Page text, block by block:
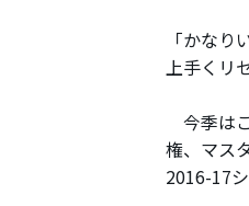
「かな
上手くリ
今季は
権、マス
2016-17